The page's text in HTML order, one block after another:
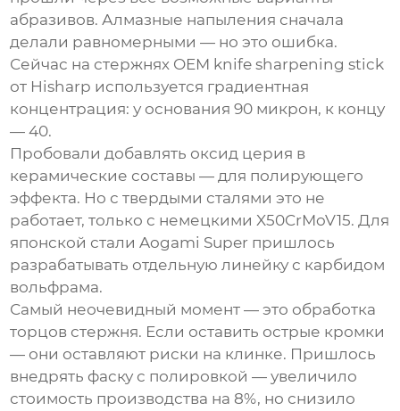
абразивов. Алмазные напыления сначала
делали равномерными — но это ошибка.
Сейчас на стержнях OEM knife sharpening stick
от Hisharp используется градиентная
концентрация: у основания 90 микрон, к концу
— 40.
Пробовали добавлять оксид церия в
керамические составы — для полирующего
эффекта. Но с твердыми сталями это не
работает, только с немецкими X50CrMoV15. Для
японской стали Aogami Super пришлось
разрабатывать отдельную линейку с карбидом
вольфрама.
Самый неочевидный момент — это обработка
торцов стержня. Если оставить острые кромки
— они оставляют риски на клинке. Пришлось
внедрять фаску с полировкой — увеличило
стоимость производства на 8%, но снизило